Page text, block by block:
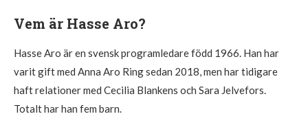
Vem är Hasse Aro?
Hasse Aro är en svensk programledare född 1966. Han har
varit gift med Anna Aro Ring sedan 2018, men har tidigare
haft relationer med Cecilia Blankens och Sara Jelvefors.
Totalt har han fem barn.